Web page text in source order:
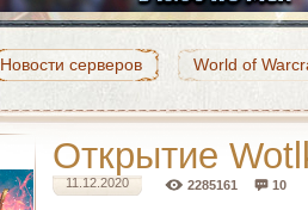
Новости серверов World of
Открытие
11.12.2020 2285161 10